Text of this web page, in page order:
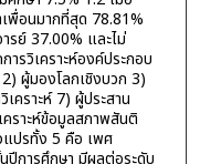
พื่อนมากที่สุด 78.81%
รย์ 37.00% และไม่
รวิเคราะห์องค์ประกอบ
ผู้มองโลกเชิงบวก 3)
ราะห์ 7) ผู้ประสาน
ราะห์ข้อมูลสภาพสันติ
ปรทั้ง 5 คือ เพศ
ปีการศึกษา มีผลต่อระดับ